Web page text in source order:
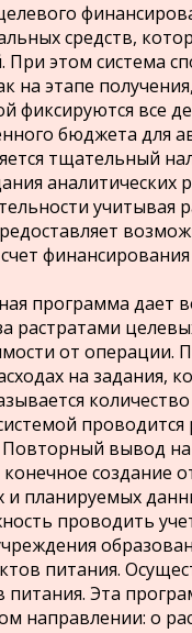
средств,
При этом система
на этапе
фиксируются все
бюджета для
тщательный
аналитических
учитывая
программа дает
растратами
от операции.
на задания,
вывод на
создание
планируемых
проводить
питания.
Эта
направлении: о